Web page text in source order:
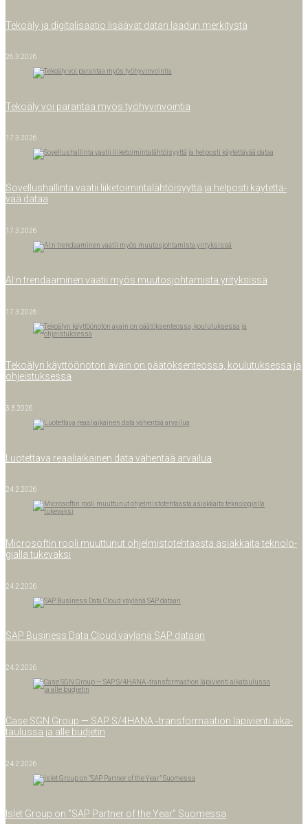
Teko­ä­ly ja digi­ta­li­saa­tio lisää­vät datan laa­dun merkitystä
26.3.2026
Teko­ä­ly voi paran­taa myös työhyvinvointia
17.3.2026
Sovel­lus­hal­lin­ta vaa­tii lii­ke­toi­min­ta­läh­töi­syyt­tä ja hel­pos­ti käy­tet­tä­
vää dataa
17.3.2026
AI:n tren­daa­mi­nen vaa­tii myös muu­tos­joh­ta­mis­ta yrityksissä
17.3.2026
Teko­ä­lyn käyt­töön­o­ton avain on pää­tök­sen­teos­sa, kou­lu­tuk­ses­sa ja
ohjeistuksessa
3.3.2026
Luo­tet­ta­va reaa­liai­kai­nen data vähen­tää arvailua
24.2.2026
Mic­ro­sof­tin roo­li muut­tu­nut ohjel­mis­to­teh­taas­ta asiak­kai­ta tek­no­lo­
gial­la tukevaksi
24.2.2026
SAP Busi­ness Data Cloud väy­lä­nä SAP dataan
24.2.2026
Case SGN Group — SAP S/4HANA ‑trans­for­maa­tion läpi­vien­ti aika­
tau­lus­sa ja alle budjetin
24.2.2026
Islet Group on ”SAP Part­ner of the Year” Suomessa